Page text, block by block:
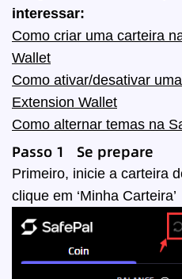
interessar:
Como criar uma carteira
Wallet
Como ativar/desativar
Extension Wallet
Como alternar temas na
Passo 1 Se prepare
Primeiro, inicie a carteira
clique em ‘Minha Carteira’